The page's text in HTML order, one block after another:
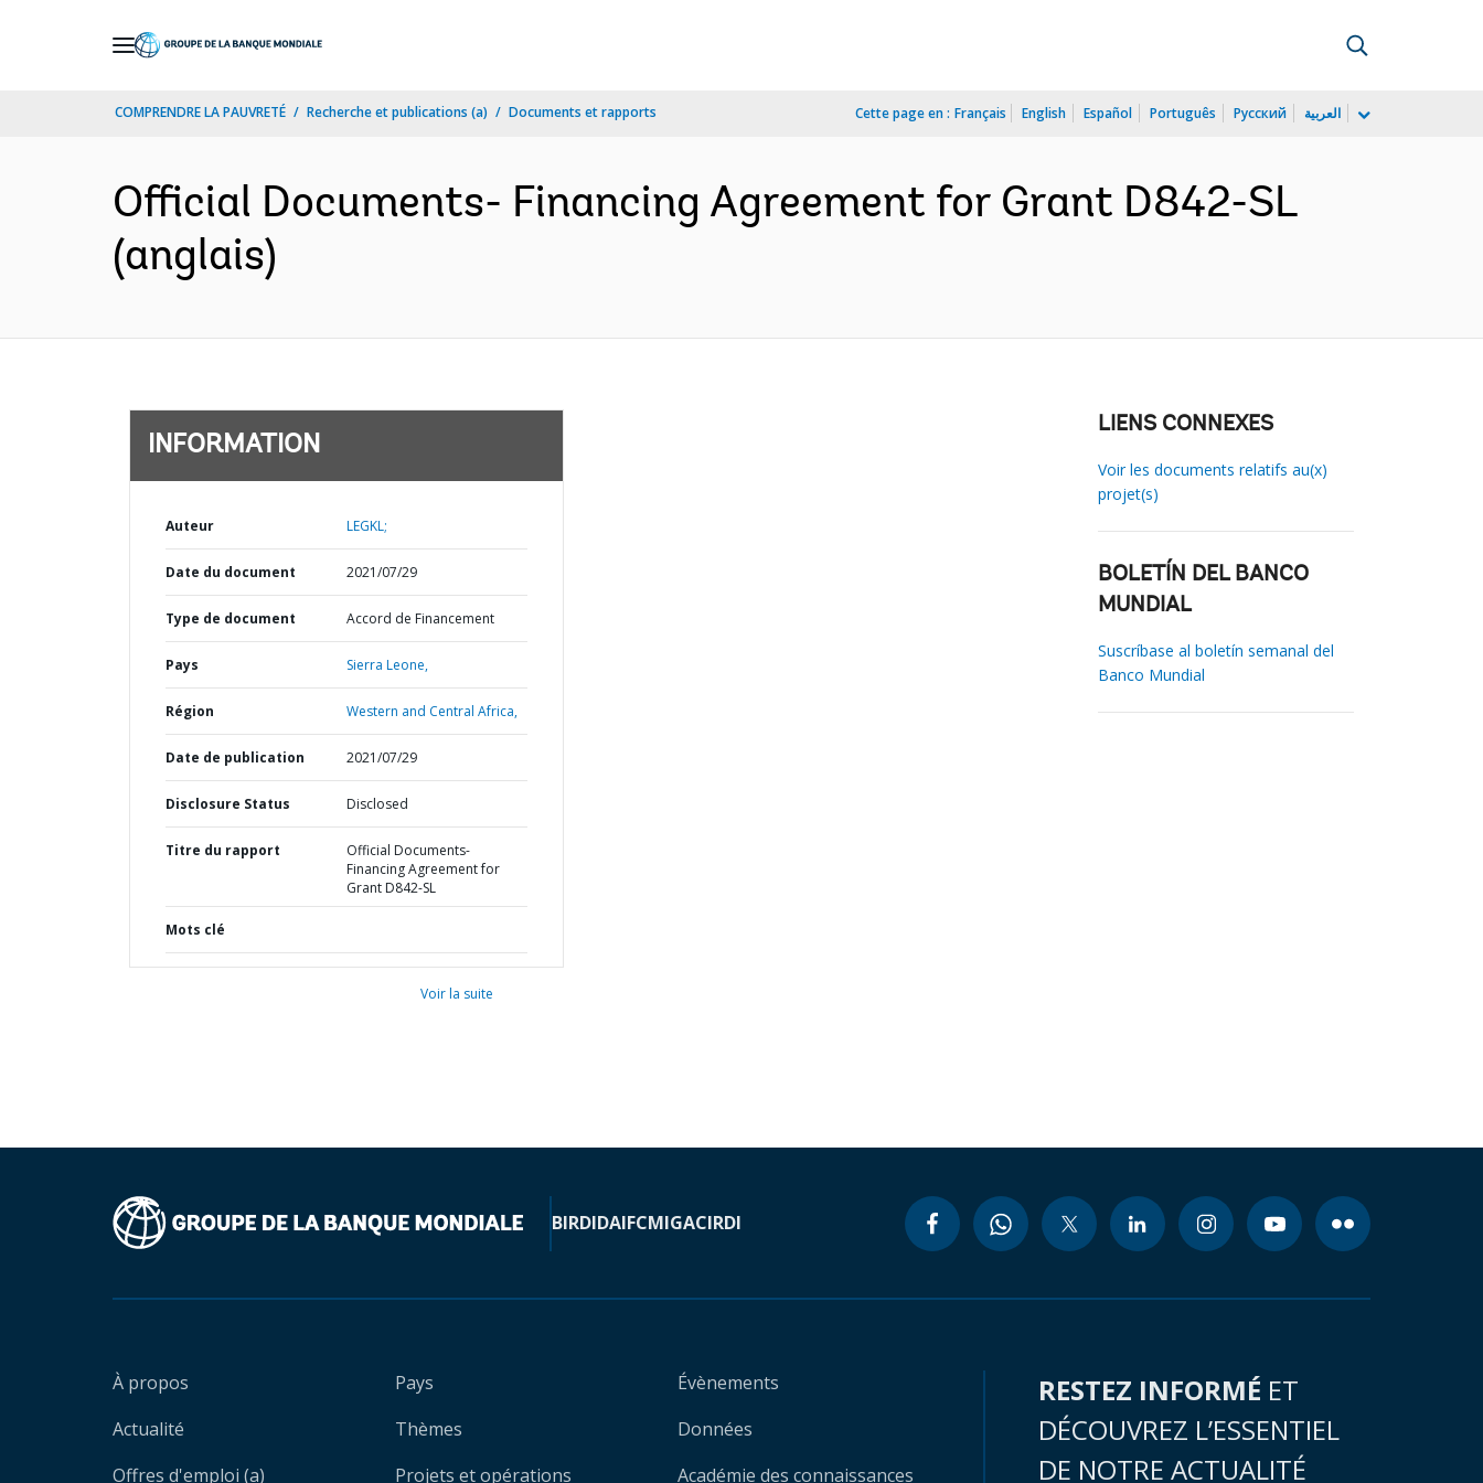
COMPRENDRE LA PAUVRETÉ Recherche et publications (a) Documents et rapports Cette page en : Français English Español Português Русский العربية
Official Documents- Financing Agreement for Grant D842-SL
(anglais)
INFORMATION
Auteur LEGKL;
Date du document 2021/07/29
Type de document Accord de Financement
Pays Sierra Leone,
Région Western and Central Africa,
Date de publication 2021/07/29
Disclosure Status Disclosed
Titre du rapport
Official Documents-
Financing Agreement for
Grant D842-SL
Mots clé
Voir la suite
LIENS CONNEXES
Voir les documents relatifs au(x)
projet(s)
BOLETÍN DEL BANCO
MUNDIAL
Suscríbase al boletín semanal del
Banco Mundial
BIRDIDAIFCMIGACIRDI
À propos
Actualité
Offres d'emploi (a)
Pays
Thèmes
Projets et opérations
Évènements
Données
Académie des connaissances
RESTEZ INFORMÉ ET
DÉCOUVREZ L’ESSENTIEL
DE NOTRE ACTUALITÉ